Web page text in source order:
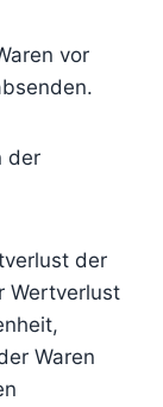
vor
der
der
Wertverlust
Waren